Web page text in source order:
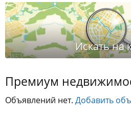
Премиум
Объявлений нет. Добавить